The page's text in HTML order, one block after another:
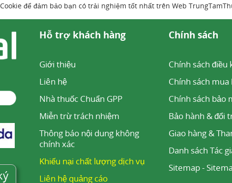
để đảm bảo bạn có trải nghiệm tốt nhất trên Web
Hỗ trợ khách hàng
Giới thiệu
Liên hệ
Nhà thuốc Chuẩn GPP
Miễn trừ trách nhiệm
Thông báo nội dung không
chính xác
Khiếu nại chất lượng dịch vụ
Liên hệ quảng cáo
Chính sách
Chính sách điều
Chính sách mua
Chính sách bảo
Bảo hành & đổi
Giao hàng &
Danh sách Tác
Sitemap-